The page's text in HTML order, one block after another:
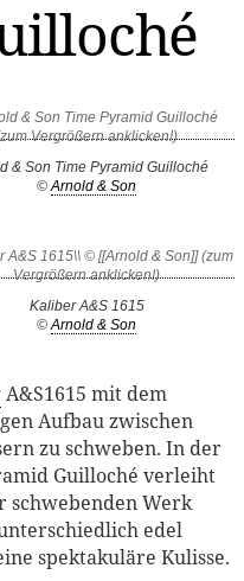
& Son Time Pyramid Guilloché
©Arnold & Son
Kaliber A&S 1615
© Arnold & Son
A&S1615 mit dem
Aufbau zwischen
zu schweben. In der
Guilloché verleiht
schwebenden Werk
edel
spektakuläre Kulisse.